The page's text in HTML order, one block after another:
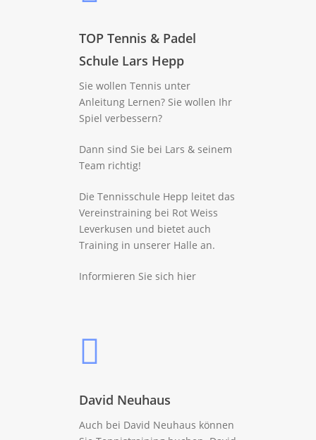
TOP Tennis & Padel
Schule Lars Hepp
Sie wollen Tennis unter
Anleitung Lernen? Sie wollen Ihr
Spiel verbessern?
Dann sind Sie bei Lars & seinem
Team richtig!
Die Tennisschule Hepp leitet das
Vereinstraining bei Rot Weiss
Leverkusen und bietet auch
Training in unserer Halle an.
Informieren Sie sich hier
David Neuhaus
Auch bei David Neuhaus können
TENNIS
Platzbuchung Tennis
Schuhwerk Tennis
Badmintonpreisliste
GASTRONOMIE
SERVICE